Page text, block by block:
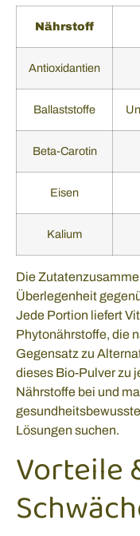
Nährstoff
Antioxidantien
Ballaststoffe
Beta-Carotin
Eisen
Kalium
Die
Überlegenheit
Jede Portion liefert
Phytonährstoffe, die
Gegensatz zu
dieses Bio-Pulver zu
Nährstoffe bei und
Lösungen suchen.
Vorteile